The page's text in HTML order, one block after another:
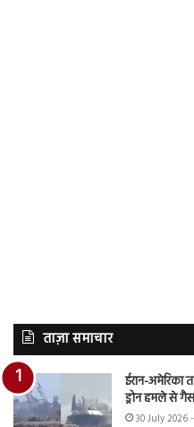
ताज़ा समाचार
ईरान-अमेरिका
ड्रोन हमले से
30 July 2026